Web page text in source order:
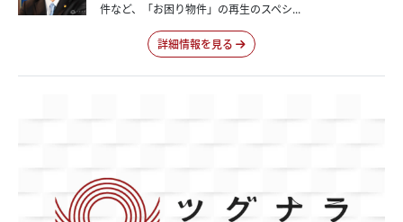
件など、「お困り物件」の再生のスペシ...
詳細情報を見る